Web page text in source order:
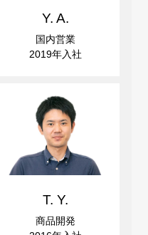
Y. A.
国内営業
2019年入社
T. Y.
商品開発